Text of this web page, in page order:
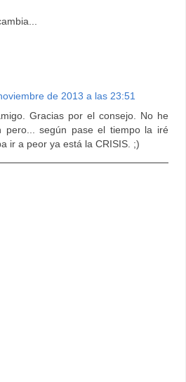
de 2013 a las 23:51
Gracias por el consejo. No he
pero... según pase el tiempo la iré
ir a peor ya está la CRISIS. ;)